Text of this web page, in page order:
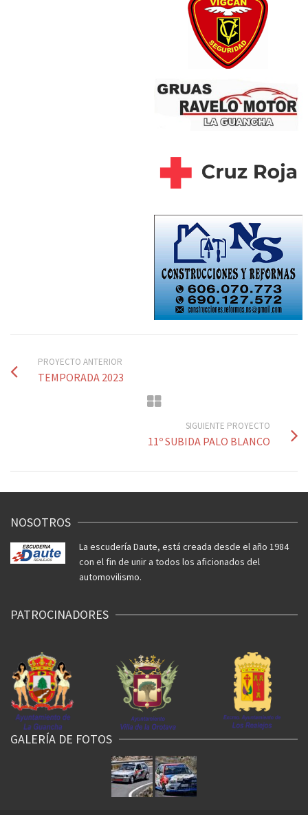
PROYECTO ANTERIOR
TEMPORADA 2023
SIGUIENTE PROYECTO
11º SUBIDA PALO BLANCO
NOSOTROS
La escudería Daute, está creada desde el año 1984
con el fin de unir a todos los aficionados del
automovilismo.
PATROCINADORES
GALERÍA DE FOTOS